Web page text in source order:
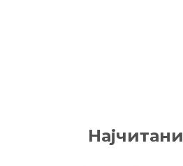
Најчитани